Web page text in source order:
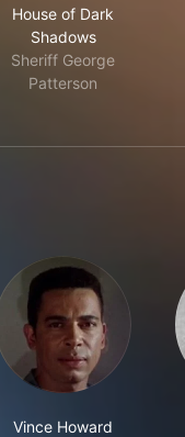
House of Dark
Shadows
Sheriff George
Patterson
Vince Howard